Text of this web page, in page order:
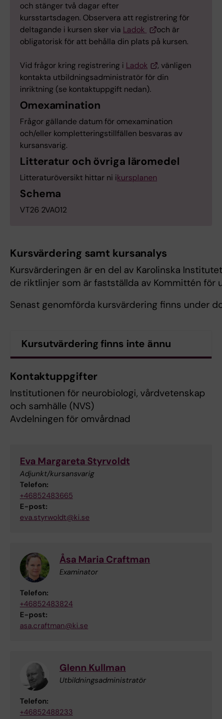
och stänger två dagar efter
kursstartsdagen. Observera att registrering för
deltagande i kursen sker via Ladok
och är
obligatorisk för att behålla din plats på kursen.
Vid frågor kring registrering i Ladok
, vänligen
kontakta utbildningsadministratör för din
inriktning (se kontaktuppgift nedan).
Omexamination
Frågor gällande datum för omexamination
och/eller kompletteringstillfällen besvaras av
kursansvarig.
Litteratur och övriga läromedel
Litteraturöversikt hittar ni ikursplanen
Schema
VT26 2VA012
Kursvärdering samt kursanalys
Kursvärderingen är en del av Karolinska
de riktlinjer som är fastställda av Kommittén
Senast genomförda kursvärdering finns under
Kursutvärdering finns inte ännu
Kontaktuppgifter
Institutionen för neurobiologi, vårdvetenskap
och samhälle (NVS)
Avdelningen för omvårdnad
Eva Margareta Styrvoldt
Adjunkt/kursansvarig
Telefon:
+46852483665
E-post:
eva.styrwoldt@ki.se
Åsa Maria Craftman
Examinator
Telefon:
+46852483824
E-post:
asa.craftman@ki.se
Glenn Kullman
Utbildningsadministratör
Telefon:
+46852488233